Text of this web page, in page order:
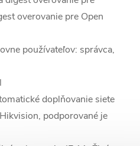
overovanie pre Open
používateľov: správca,
doplňovanie siete
podporované je